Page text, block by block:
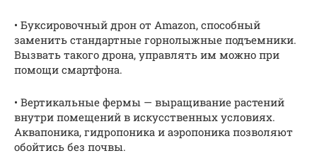
• Буксировочный дрон от Amazon, способный
заменить стандартные горнолыжные подъемники.
Вызвать такого дрона, управлять им можно при
помощи смартфона.
• Вертикальные фермы — выращивание растений
внутри помещений в искусственных условиях.
Аквапоника, гидропоника и аэропоника позволяют
обойтись без почвы.